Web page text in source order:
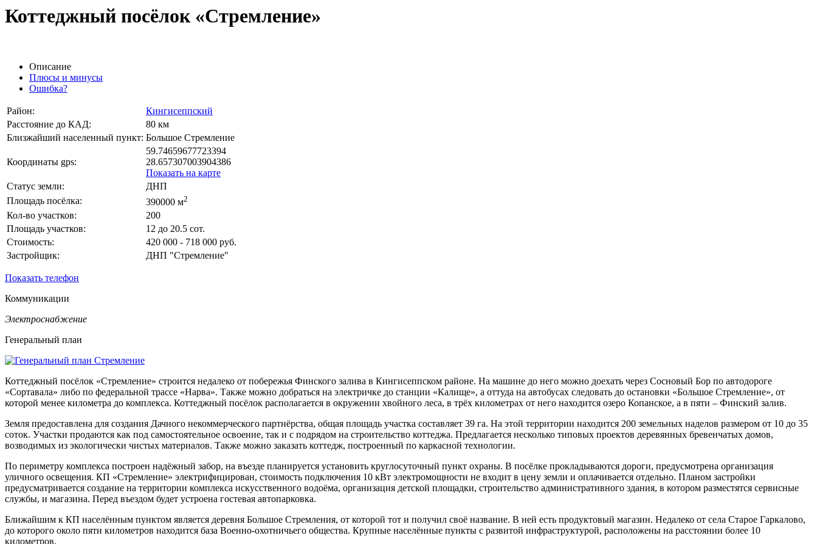
Коттеджный посёлок «Стремление»
Описание
Плюсы и минусы
Ошибка?
Район:
Кингисеппский
Расстояние до КАД:
80 км
Близжайший населенный пункт: Большое Стремление
Координаты gps:
59.74659677723394
28.657307003904386
Показать на карте
Статус земли:
ДНП
Площадь посёлка:
390000 м2
Кол-во участков:
200
Площадь участков:
12 до 20.5 сот.
Стоимость:
420 000 - 718 000 руб.
Застройщик:
ДНП "Стремление"
Показать телефон
Коммуникации
Электроснабжение
Генеральный план
Коттеджный посёлок «Стремление» строится недалеко от побережья Финского залива в Кингисеппском районе. На машине до него можно доехать через Сосновый Бор по автодороге
«Сортавала» либо по федеральной трассе «Нарва». Также можно добраться на электричке до станции «Калище», а оттуда на автобусах следовать до остановки «Большое Стремление», от
которой менее километра до комплекса. Коттеджный посёлок располагается в окружении хвойного леса, в трёх километрах от него находится озеро Копанское, а в пяти – Финский залив.
Земля предоставлена для создания Дачного некоммерческого партнёрства, общая площадь участка составляет 39 га. На этой территории находится 200 земельных наделов размером от 10 до 35
соток. Участки продаются как под самостоятельное освоение, так и с подрядом на строительство коттеджа. Предлагается несколько типовых проектов деревянных бревенчатых домов,
возводимых из экологически чистых материалов. Также можно заказать коттедж, построенный по каркасной технологии.
По периметру комплекса построен надёжный забор, на въезде планируется установить круглосуточный пункт охраны. В посёлке прокладываются дороги, предусмотрена организация
уличного освещения. КП «Стремление» электрифицирован, стоимость подключения 10 кВт электромощности не входит в цену земли и оплачивается отдельно. Планом застройки
предусматривается создание на территории комплекса искусственного водоёма, организация детской площадки, строительство административного здания, в котором разместятся сервисные
службы, и магазина. Перед въездом будет устроена гостевая автопарковка.
Ближайшим к КП населённым пунктом является деревня Большое Стремления, от которой тот и получил своё название. В ней есть продуктовый магазин. Недалеко от села Старое Гаркалово,
до которого около пяти километров находится база Военно-охотничьего общества. Крупные населённые пункты с развитой инфраструктурой, расположены на расстоянии более 10
километров.